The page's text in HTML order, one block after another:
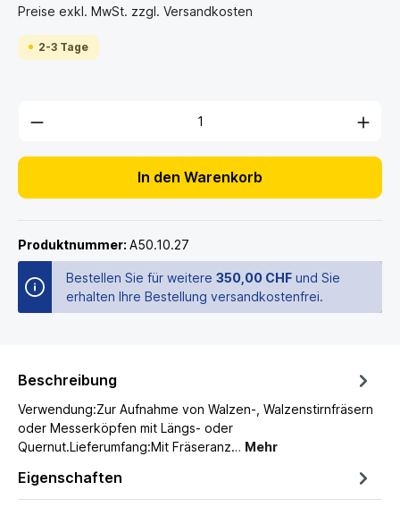
Preise exkl. MwSt. zzgl. Versandkosten
2-3 Tage
In den Warenkorb
Produktnummer: A50.10.27
Bestellen Sie für weitere 350,00 CHF und Sie
erhalten Ihre Bestellung versandkostenfrei.
Beschreibung
Verwendung:Zur Aufnahme von Walzen-, Walzenstirnfräsern
oder Messerköpfen mit Längs- oder
Quernut.Lieferumfang:Mit Fräseranz… Mehr
Eigenschaften